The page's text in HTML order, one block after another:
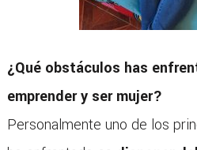
¿Qué obstáculos has
emprender y ser mujer?
Personalmente uno de los